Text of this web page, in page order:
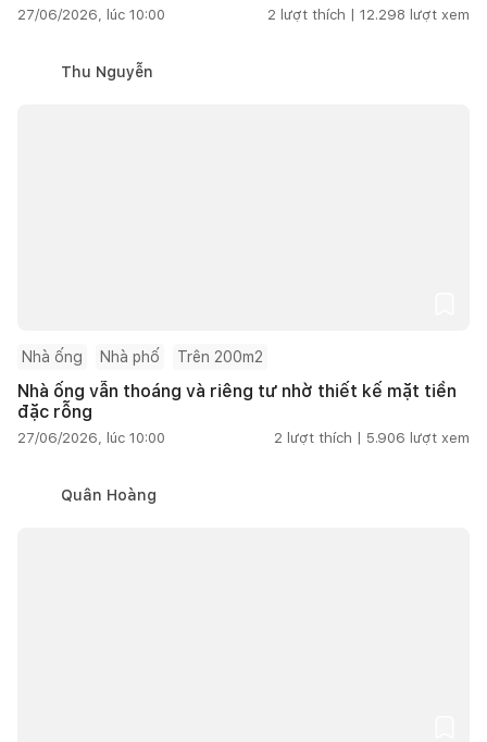
27/06/2026, lúc 10:00 2 lượt thích | 12.298 lượt xem
Thu Nguyễn
Nhà ống Nhà phố Trên 200m2
Nhà ống vẫn thoáng và riêng tư nhờ thiết kế mặt tiền
đặc rỗng
27/06/2026, lúc 10:00 2 lượt thích | 5.906 lượt xem
Quân Hoàng